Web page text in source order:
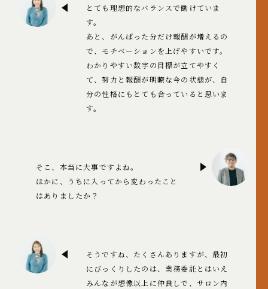
とても理想的なバランスで働けていま
す。
あと、がんばった分だけ報酬が増えるの
で、モチベーションを上げやすいです。
わかりやすい数字の目標が立てやすく
て、努力と報酬が明瞭な今の状態が、自
分の性格にもとても合っていると思いま
す。
そこ、本当に大事ですよね。
ほかに、うちに入ってから変わったこと
はありましたか？
そうですね、たくさんありますが、最初
にびっくりしたのは、業務委託とはいえ
みんなが想像以上に仲良しで、サロン内